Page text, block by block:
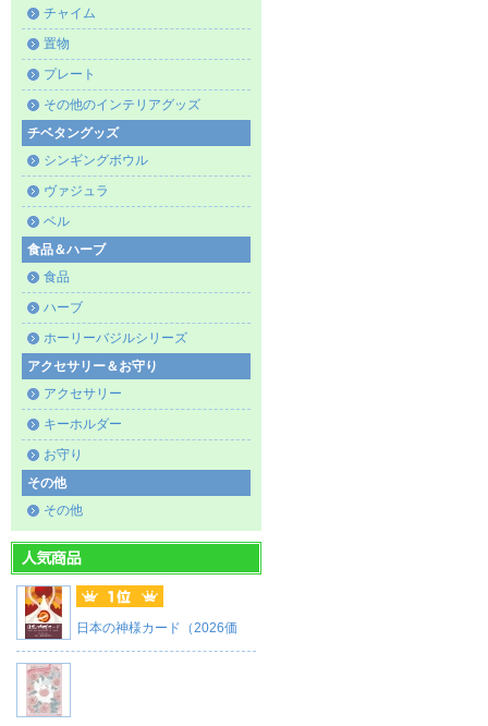
チャイム
置物
プレート
その他のインテリアグッズ
チベタングッズ
シンギングボウル
ヴァジュラ
ベル
食品＆ハーブ
食品
ハーブ
ホーリーバジルシリーズ
アクセサリー＆お守り
アクセサリー
キーホルダー
お守り
その他
その他
日本の神様カード（2026価